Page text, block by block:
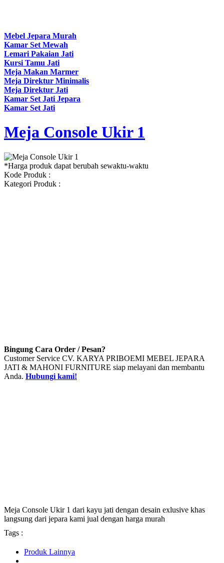
Mebel Jepara Murah
Kamar Set Mewah
Lemari Pakaian Jati
Kursi Tamu Jati
Meja Makan Marmer
Meja Direktur Minimalis
Meja Direktur Jati
Kamar Set Jati Jepara
Kamar Set Jati
Meja Console Ukir 1
*Harga produk dapat berubah sewaktu-waktu
Kode Produk :
Kategori Produk :
Bingung Cara Order / Pesan?
Customer Service CV. KARYA PRIBOEMI MEBEL JEPARA
JATI & MAHONI FURNITURE siap melayani dan membantu
Anda. Hubungi kami!
Meja Console Ukir 1 dari kayu jati dengan desain exlusive khas
langsung dari jepara kami jual dengan harga murah
Tags :
Produk Lainnya